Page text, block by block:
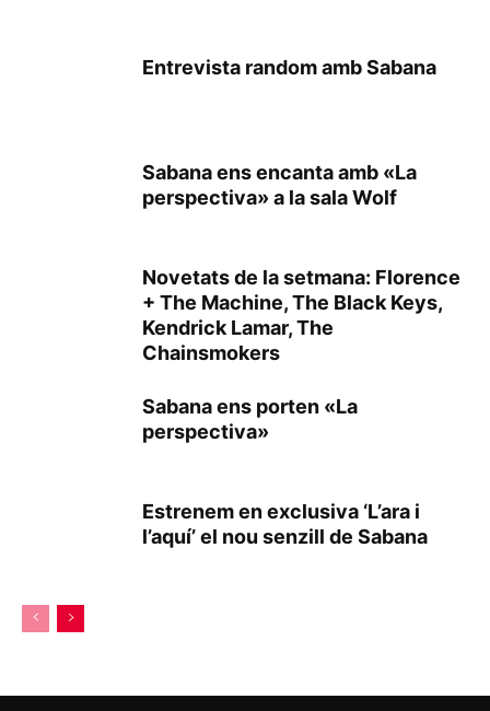
Entrevista random amb Sabana
Sabana ens encanta amb «La
perspectiva» a la sala Wolf
Novetats de la setmana: Florence
+ The Machine, The Black Keys,
Kendrick Lamar, The
Chainsmokers
Sabana ens porten «La
perspectiva»
Estrenem en exclusiva ‘L’ara i
l’aquí’ el nou senzill de Sabana